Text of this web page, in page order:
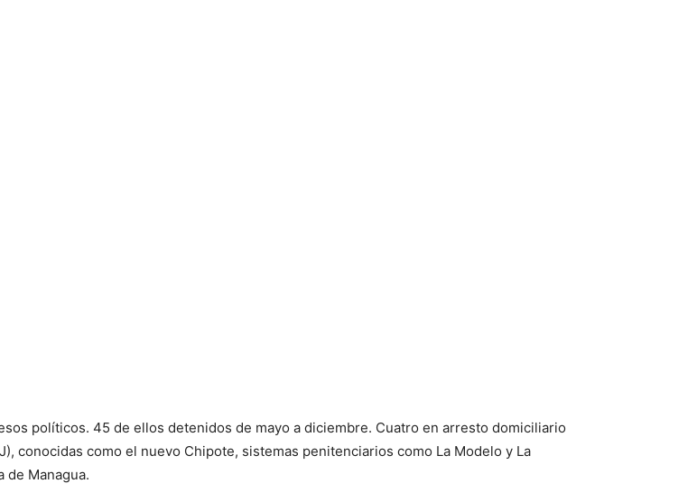
políticos. 45 de ellos detenidos de mayo a diciembre. Cuatro en arresto domiciliario
conocidas como el nuevo Chipote, sistemas penitenciarios como La Modelo y La
de Managua.